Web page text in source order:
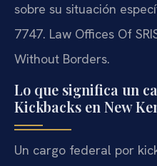
sobre su situación
7747. Law Offices Of
Without Borders.
Lo que significa un
Kickbacks en New
Un cargo federal por